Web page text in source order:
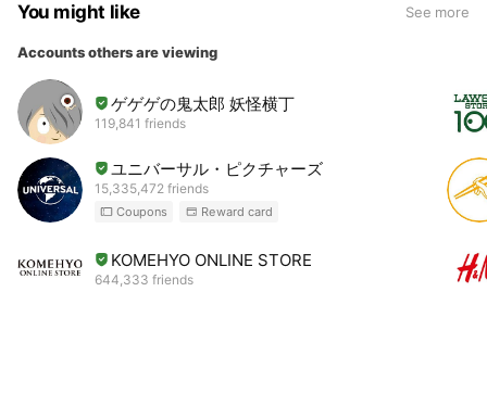
You might like See more
Accounts others are viewing
ゲゲゲの鬼太郎 妖怪横丁
119,841 friends
ユニバーサル・ピクチャーズ
15,335,472 friends
Coupons Reward card
KOMEHYO ONLINE STORE
644,333 friends